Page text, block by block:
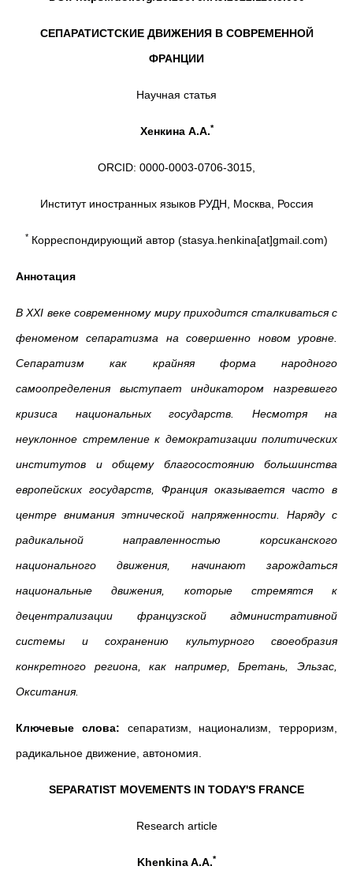
СЕПАРАТИСТСКИЕ ДВИЖЕНИЯ В СОВРЕМЕННОЙ
ФРАНЦИИ
Научная статья
Хенкина А.А.*
ORCID: 0000-0003-0706-3015,
Институт иностранных языков РУДН, Москва, Россия
* Корреспондирующий автор (stasya.henkina[at]gmail.com)
Аннотация
В ХХI веке современному миру приходится сталкиваться с
феноменом сепаратизма на совершенно новом уровне.
Сепаратизм как крайняя форма народного
самоопределения выступает индикатором назревшего
кризиса национальных государств. Несмотря на
неуклонное стремление к демократизации политических
институтов и общему благосостоянию большинства
европейских государств, Франция оказывается часто в
центре внимания этнической напряженности. Наряду с
радикальной направленностью корсиканского
национального движения, начинают зарождаться
национальные движения, которые стремятся к
децентрализации французской административной
системы и сохранению культурного своеобразия
конкретного региона, как например, Бретань, Эльзас,
Окситания.
Ключевые слова: сепаратизм, национализм, терроризм,
радикальное движение, автономия.
SEPARATIST MOVEMENTS IN TODAY'S FRANCE
Research article
Khenkina A.A.*